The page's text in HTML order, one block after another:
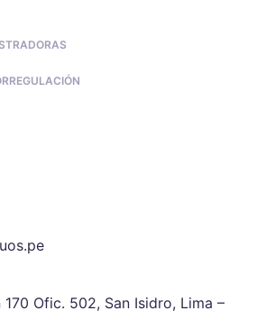
170 Ofic. 502, San Isidro, Lima –